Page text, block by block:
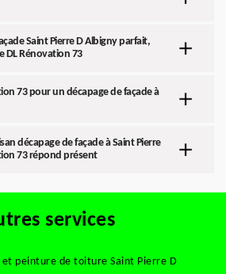
Saint Pierre D Albigny parfait,
DL Rénovation 73
73 pour un décapage de façade à
décapage de façade à Saint Pierre
73 répond présent
services
et peinture de toiture Saint Pierre D